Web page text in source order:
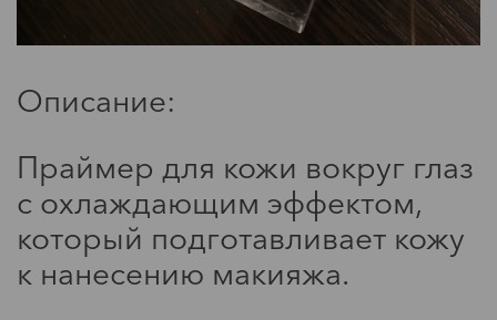
Мода
Cтиль: Мадс Миккельсон
Описание:
Праймер для кожи вокруг глаз
с охлаждающим эффектом,
который подготавливает кожу
к нанесению макияжа.